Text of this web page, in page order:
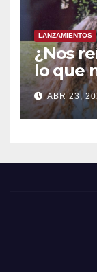
LANZAMIENTOS
¿Nos
lo que
chiste
elABR 23,